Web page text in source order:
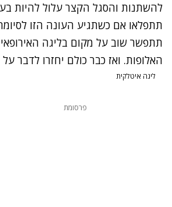
להשתנות והסגל הקצר עלול להיות
תתפלאו אם כשתגיע העונה הזו
תתפשר שוב על מקום בליגה
האלופות. ואז כבר כולם יחזרו לדבר
ליגה איטלקית
פרסומת